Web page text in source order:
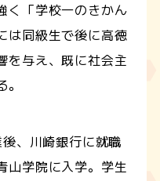
く「学校一のきかん
は同級生で後に高徳
を与え、既に社会主
、川崎銀行に就職
山学院に入学。学生